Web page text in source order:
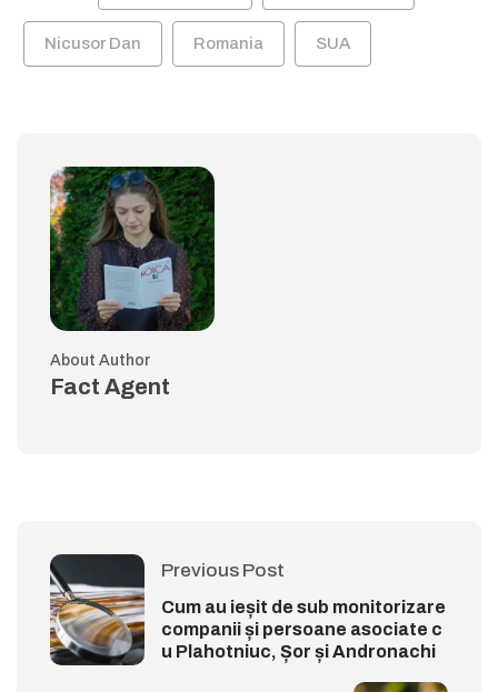
Nicusor Dan Romania SUA
About Author
Fact Agent
Previous Post
Cum au ieșit de sub monitorizare
companii și persoane asociate c
u Plahotniuc, Șor și Andronachi